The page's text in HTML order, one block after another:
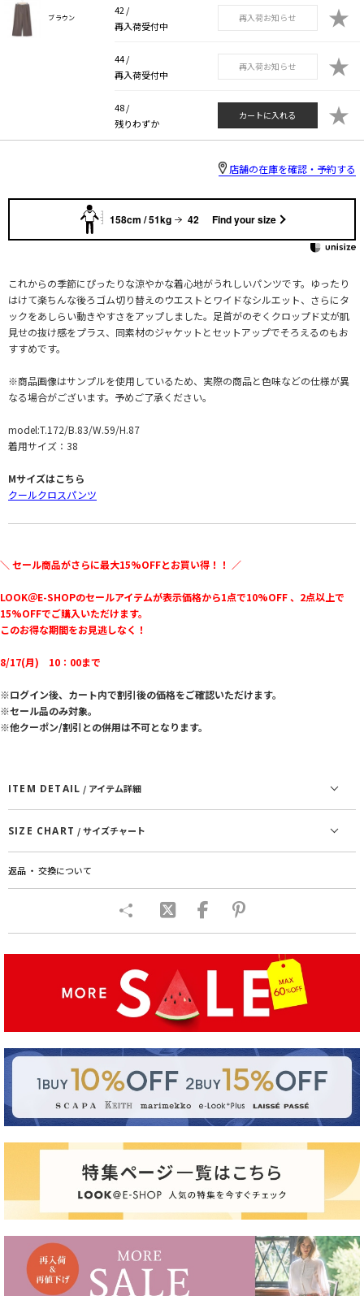
ブラウン
42 /
再入荷受付中
再入荷お知らせ ★
44 /
再入荷受付中
再入荷お知らせ ★
48 /
残りわずか
カートに入れる ★
店舗の在庫を確認・予約する
158cm / 51kg 42 Find your size
これからの季節にぴったりな涼やかな着心地がうれしいパンツです。ゆったり
はけて楽ちんな後ろゴム切り替えのウエストとワイドなシルエット、さらにタ
ックをあしらい動きやすさをアップしました。足首がのぞくクロップド丈が肌
見せの抜け感をプラス、同素材のジャケットとセットアップでそろえるのもお
すすめです。
※商品画像はサンプルを使用しているため、実際の商品と色味などの仕様が異
なる場合がございます。予めご了承ください。
model:T.172/B.83/W.59/H.87
着用サイズ：38
Mサイズはこちら
クールクロスパンツ
＼ セール商品がさらに最大15%OFFとお買い得！！ ／
LOOK＠E-SHOPのセールアイテムが表示価格から1点で10%OFF 、2点以上で
15%OFFでご購入いただけます。
このお得な期間をお見逃しなく！
8/17(月) 10：00まで
※ログイン後、カート内で割引後の価格をご確認いただけます。
※セール品のみ対象。
※他クーポン/割引との併用は不可となります。
ITEM DETAIL / アイテム詳細
SIZE CHART / サイズチャート
返品 ・ 交換について